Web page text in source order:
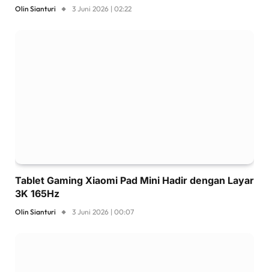
Olin Sianturi 3 Juni 2026 | 02:22
Tablet Gaming Xiaomi Pad Mini Hadir dengan Layar
3K 165Hz
Olin Sianturi 3 Juni 2026 | 00:07